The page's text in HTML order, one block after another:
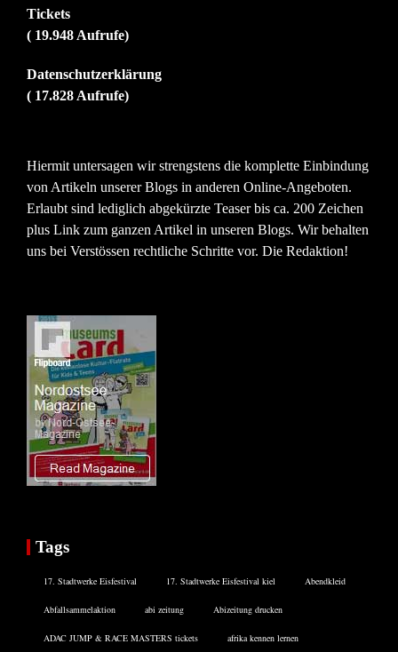
Tickets
( 19.948 Aufrufe)
Datenschutzerklärung
( 17.828 Aufrufe)
Hiermit untersagen wir strengstens die komplette Einbindung
von Artikeln unserer Blogs in anderen Online-Angeboten.
Erlaubt sind lediglich abgekürzte Teaser bis ca. 200 Zeichen
plus Link zum ganzen Artikel in unseren Blogs. Wir behalten
uns bei Verstössen rechtliche Schritte vor. Die Redaktion!
Tags
17. Stadtwerke Eisfestival 17. Stadtwerke Eisfestival kiel Abendkleid
Abfallsammelaktion abi zeitung Abizeitung drucken
ADAC JUMP & RACE MASTERS tickets afrika kennen lernen